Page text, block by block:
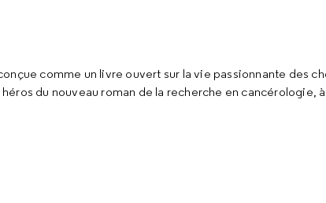
comme un livre ouvert sur la vie passionnante des
du nouveau roman de la recherche en cancérologie,